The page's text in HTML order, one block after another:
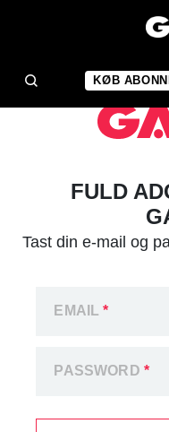
KØB
FULD
Tast din e-mail og
EMAIL*
PASSWORD *